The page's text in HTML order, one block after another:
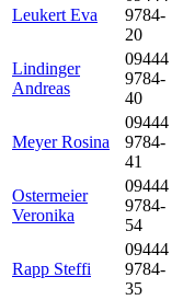
Leukert Eva
9784-
20
Lindinger
Andreas
09444
9784-
40
Meyer Rosina
09444
9784-
41
Ostermeier
Veronika
09444
9784-
54
Rapp Steffi
09444
9784-
35